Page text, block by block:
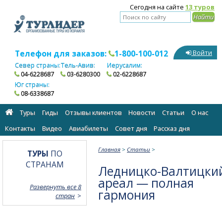
Сегодня на сайте 13 туров
Телефон для заказов: 1-800-100-012
Север страны:
04-6228687
Тель-Авив:
03-6280300
Иерусалим:
02-6228687
Юг страны:
08-6338687
Войти
Туры Гиды Отзывы клиентов Новости Статьи
О нас
Контакты
Видео Авиабилеты Cовет дня Рассказ дня
Главная > Статьи >
Ледницко-
ареал — полная
гармония
ТУРЫ ПО
СТРАНАМ
Развернуть все 8
стран